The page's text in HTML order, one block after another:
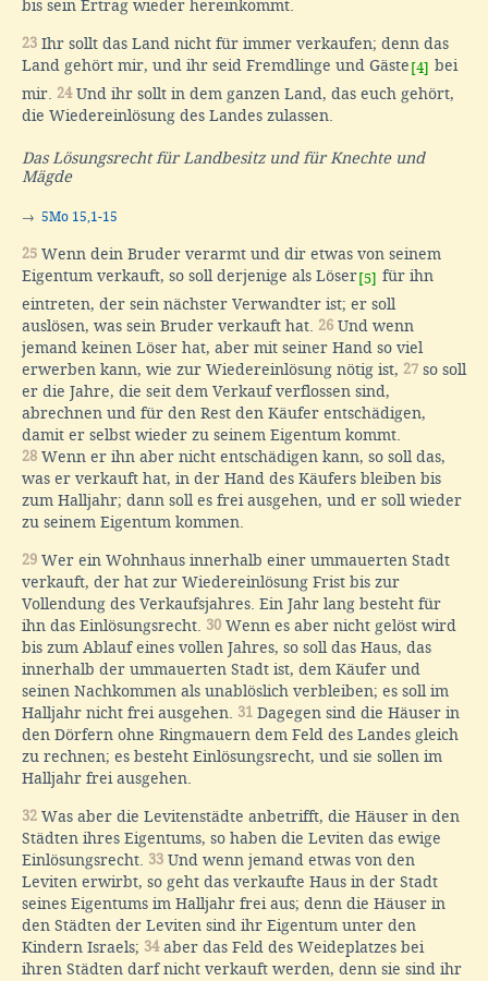
bis sein Ertrag wieder hereinkommt.
23 Ihr sollt das Land nicht für immer verkaufen; denn das
Land gehört mir, und ihr seid Fremdlinge und Gäste [4] bei
mir. 24Und ihr sollt in dem ganzen Land, das euch gehört,
die Wiedereinlösung des Landes zulassen.
Das Lösungsrecht für Landbesitz und für Knechte und
Mägde
→ 5Mo 15,1-15
25 Wenn dein Bruder verarmt und dir etwas von seinem
Eigentum verkauft, so soll derjenige als Löser [5] für ihn
eintreten, der sein nächster Verwandter ist; er soll
auslösen, was sein Bruder verkauft hat. 26 Und wenn
jemand keinen Löser hat, aber mit seiner Hand so viel
erwerben kann, wie zur Wiedereinlösung nötig ist, 27 so soll
er die Jahre, die seit dem Verkauf verflossen sind,
abrechnen und für den Rest den Käufer entschädigen,
damit er selbst wieder zu seinem Eigentum kommt.
28 Wenn er ihn aber nicht entschädigen kann, so soll das,
was er verkauft hat, in der Hand des Käufers bleiben bis
zum Halljahr; dann soll es frei ausgehen, und er soll wieder
zu seinem Eigentum kommen.
29 Wer ein Wohnhaus innerhalb einer ummauerten Stadt
verkauft, der hat zur Wiedereinlösung Frist bis zur
Vollendung des Verkaufsjahres. Ein Jahr lang besteht für
ihn das Einlösungsrecht. 30 Wenn es aber nicht gelöst wird
bis zum Ablauf eines vollen Jahres, so soll das Haus, das
innerhalb der ummauerten Stadt ist, dem Käufer und
seinen Nachkommen als unablöslich verbleiben; es soll im
Halljahr nicht frei ausgehen. 31 Dagegen sind die Häuser in
den Dörfern ohne Ringmauern dem Feld des Landes gleich
zu rechnen; es besteht Einlösungsrecht, und sie sollen im
Halljahr frei ausgehen.
32 Was aber die Levitenstädte anbetrifft, die Häuser in den
Städten ihres Eigentums, so haben die Leviten das ewige
Einlösungsrecht. 33 Und wenn jemand etwas von den
Leviten erwirbt, so geht das verkaufte Haus in der Stadt
seines Eigentums im Halljahr frei aus; denn die Häuser in
den Städten der Leviten sind ihr Eigentum unter den
Kindern Israels; 34aber das Feld des Weideplatzes bei
ihren Städten darf nicht verkauft werden, denn sie sind ihr